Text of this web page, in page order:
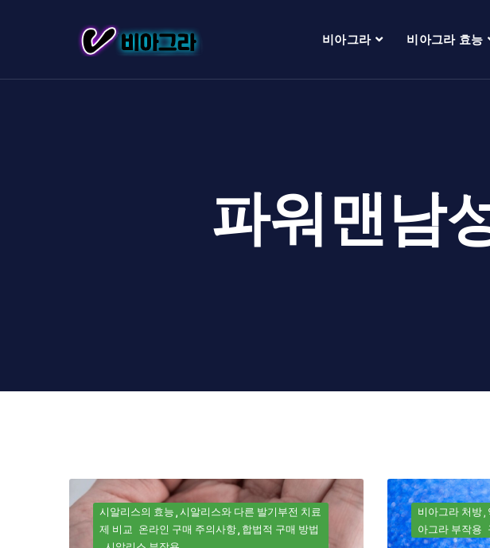
비아그라 비아그라 효능
파워맨남
시알리스의 효능 시알리스와 다른 발기부전 치료
제 비교 온라인 구매 주의사항 합법적 구매 방법
비아그라 처방
아그라 부작용